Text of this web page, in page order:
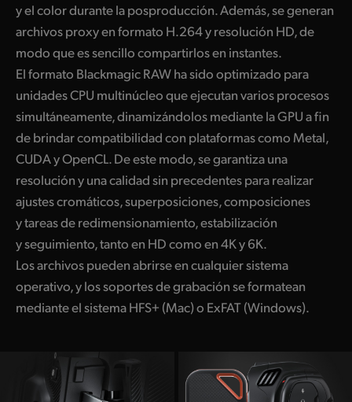
y el color durante la posproducción. Además, se generan
archivos proxy en formato H.264 y resolución HD, de
modo que es sencillo compartirlos en instantes.
El formato Blackmagic RAW ha sido optimizado para
unidades CPU multinúcleo que ejecutan varios procesos
simultáneamente, dinamizándolos mediante la GPU a fin
de brindar compatibilidad con plataformas como Metal,
CUDA y OpenCL. De este modo, se garantiza una
resolución y una calidad sin precedentes para realizar
ajustes cromáticos, superposiciones, composiciones
y tareas de redimensionamiento, estabilización
y seguimiento, tanto en HD como en 4K y 6K.
Los archivos pueden abrirse en cualquier sistema
operativo, y los soportes de grabación se formatean
mediante el sistema HFS+ (Mac) o ExFAT (Windows).